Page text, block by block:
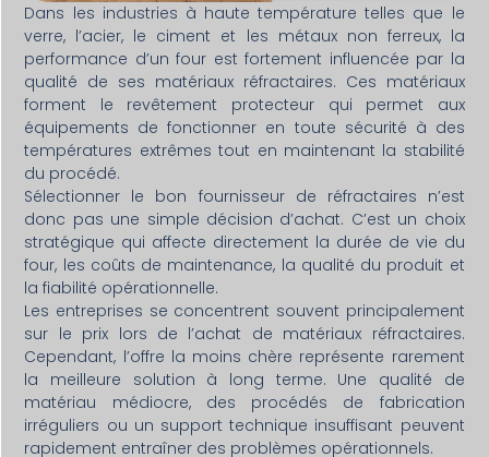
Dans les industries à haute température telles que le
verre, l’acier, le ciment et les métaux non ferreux, la
performance d’un four est fortement influencée par la
qualité de ses matériaux réfractaires. Ces matériaux
forment le revêtement protecteur qui permet aux
équipements de fonctionner en toute sécurité à des
températures extrêmes tout en maintenant la stabilité
du procédé.
Sélectionner le bon fournisseur de réfractaires n’est
donc pas une simple décision d’achat. C’est un choix
stratégique qui affecte directement la durée de vie du
four, les coûts de maintenance, la qualité du produit et
la fiabilité opérationnelle.
Les entreprises se concentrent souvent principalement
sur le prix lors de l’achat de matériaux réfractaires.
Cependant, l’offre la moins chère représente rarement
la meilleure solution à long terme. Une qualité de
matériau médiocre, des procédés de fabrication
irréguliers ou un support technique insuffisant peuvent
rapidement entraîner des problèmes opérationnels.